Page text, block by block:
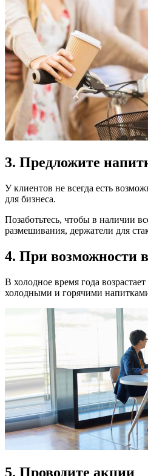
3. Предложите
У клиентов не всегда есть
для бизнеса.
Позаботьтесь, чтобы в наличии
размешивания, держатели для
4. При возможности
В холодное время года
холодными и горячими
5. Проводите акции